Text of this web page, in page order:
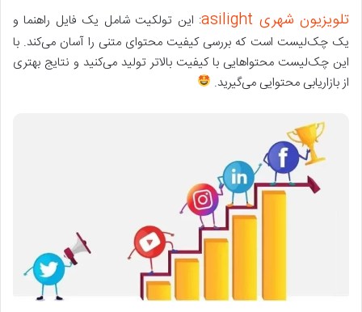
تلویزیون شهری asilight
: این تولکیت شامل یک فایل راهنما و
یک چک‌لیست است که بررسی کیفیت محتوای متنی را آسان می‌کند. با
این چک‌لیست محتواهایی با کیفیت بالاتر تولید می‌کنید و نتایج بهتری
از بازاریابی محتوایی می‌گیرید.